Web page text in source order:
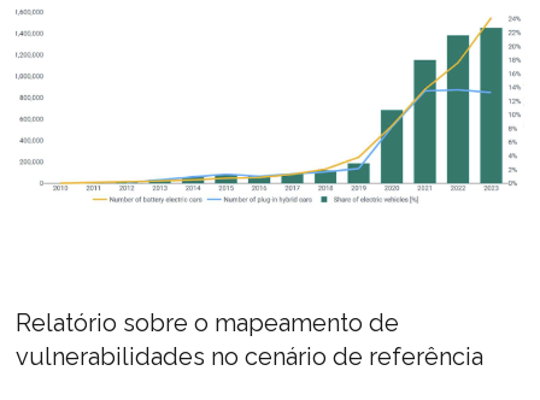
Relatório sobre o mapeamento de
vulnerabilidades no cenário de referência